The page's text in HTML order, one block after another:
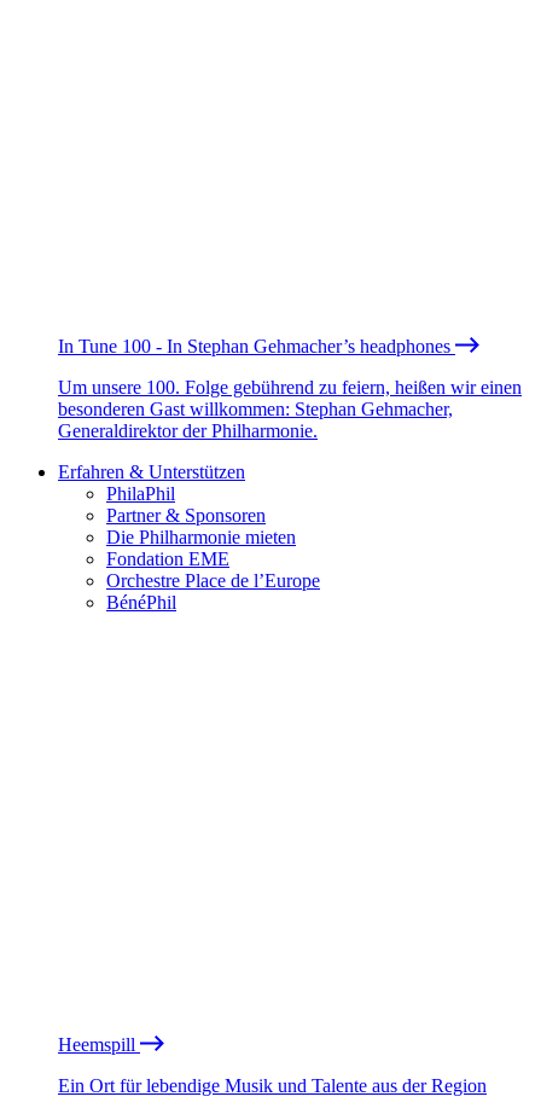
In Tune 100 - In Stephan Gehmacher’s headphones
Um unsere 100. Folge gebührend zu feiern, heißen wir einen
besonderen Gast willkommen: Stephan Gehmacher,
Generaldirektor der Philharmonie.
Erfahren & Unterstützen
PhilaPhil
Partner & Sponsoren
Die Philharmonie mieten
Fondation EME
Orchestre Place de l’Europe
BénéPhil
Heemspill
Ein Ort für lebendige Musik und Talente aus der Region